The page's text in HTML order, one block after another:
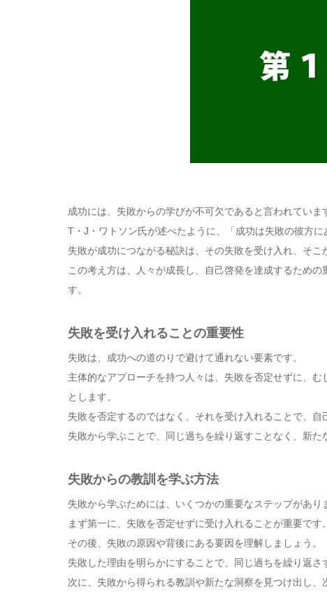
成功には、失敗からの学びが不可欠であると言われていま
T・J・ワトソン氏が述べたように、「成功は失敗の彼方に
失敗が成功につながる秘訣は、その失敗を受け入れ、そこ
この考え方は、人々が成長し、自己啓発を達成するため
す。
失敗を受け入れることの重要性
失敗は、成功への道のりで避けて通れない要素です。
主体的なアプローチを持つ人々は、失敗を否定せずに、
とします。
失敗を否定するのではなく、それを受け入れることで、自
失敗から学ぶことで、同じ過ちを繰り返すことなく、新
失敗からの教訓を学ぶ方法
失敗から学ぶためには、いくつかの重要なステップがあり
まず第一に、失敗を否定せずに受け入れることが重要です。
その後、失敗の原因や背後にある要因を理解しましょう。
失敗した理由を明らかにすることで、同じ過ちを繰り返さ
次に、失敗から得られる教訓や新たな洞察を見つけ出し